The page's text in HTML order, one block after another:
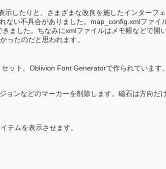
したりと、さまざまな改良を施したインターフェ
ない不具合がありました。map_config.xmlファ
ました。ちなみにxmlファイルはメモ帳などで
ったのだと思われます。
ット。Oblivion Font Generatorで作られています。
ョンなどのマーカーを削除します。磁石は方向だ
テムを表示させます。